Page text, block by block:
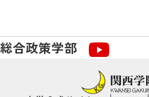
総合政策学部